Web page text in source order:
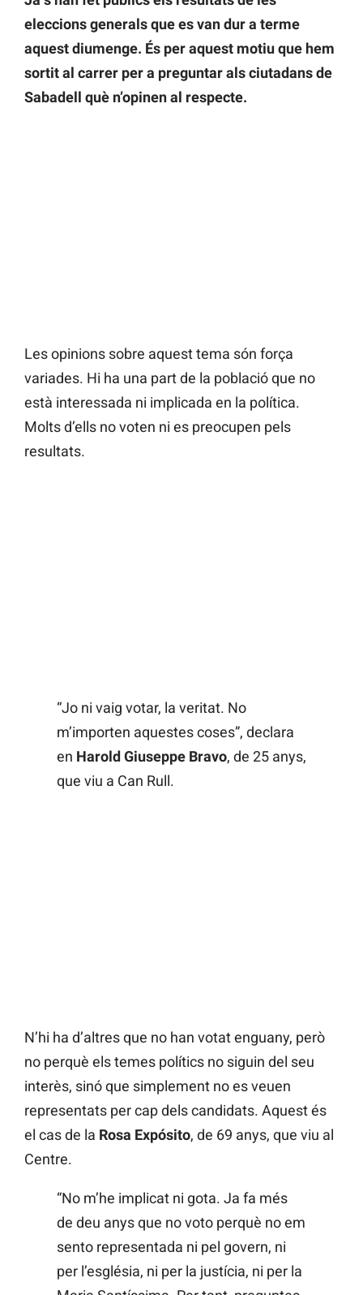
eleccions generals que es van dur a terme
aquest diumenge. És per aquest motiu que hem
sortit al carrer per a preguntar als ciutadans de
Sabadell què n’opinen al respecte.
Les opinions sobre aquest tema són força
variades. Hi ha una part de la població que no
està interessada ni implicada en la política.
Molts d’ells no voten ni es preocupen pels
resultats.
“Jo ni vaig votar, la veritat. No
m’importen aquestes coses”, declara
en Harold Giuseppe Bravo, de 25 anys,
que viu a Can Rull.
N’hi ha d’altres que no han votat enguany, però
no perquè els temes polítics no siguin del seu
interès, sinó que simplement no es veuen
representats per cap dels candidats. Aquest és
el cas de la Rosa Expósito, de 69 anys, que viu al
Centre.
“No m’he implicat ni gota. Ja fa més
de deu anys que no voto perquè no em
sento representada ni pel govern, ni
per l’església, ni per la justícia, ni per la